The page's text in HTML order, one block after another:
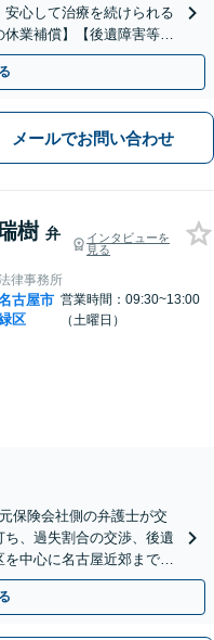
心して治療を続けられる
業補償】【後遺障害等級
メールでお問い合わせ
樹 弁
インタビューを
見る
律事務所
古屋市
区
営業時間：09:30~13:00
（土曜日）
保険会社側の弁護士が交
、過失割合の交渉、後遺
中心に名古屋近郊まで地
車場完備】